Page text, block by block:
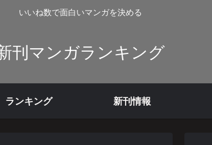
いいね数で面白いマンガを決める
刊マンガランキング
ランキング 新刊情報